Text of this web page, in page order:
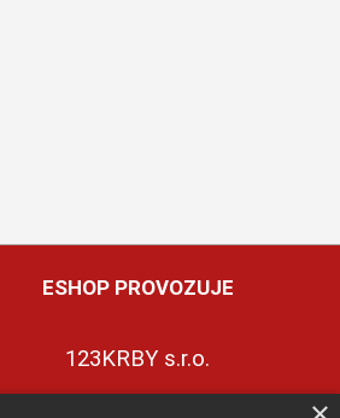
ESHOP PROVOZUJE
123KRBY s.r.o.